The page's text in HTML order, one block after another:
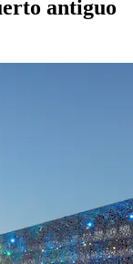
antiguo